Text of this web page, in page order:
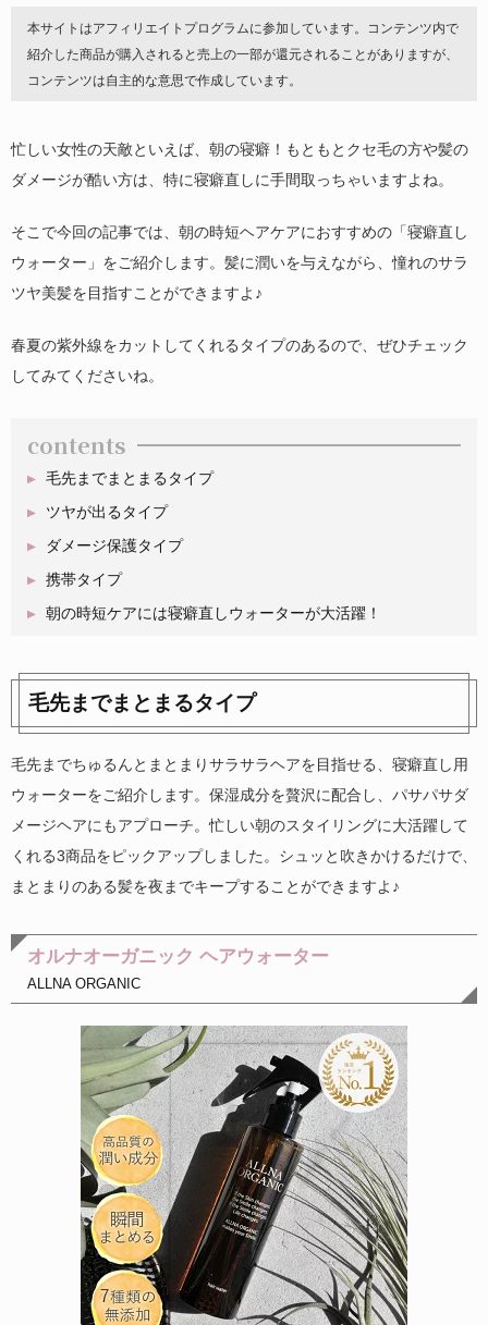
本サイトはアフィリエイトプログラムに参加しています。コンテンツ内で
紹介した商品が購入されると売上の一部が還元されることがありますが、
コンテンツは自主的な意思で作成しています。
忙しい女性の天敵といえば、朝の寝癖！もともとクセ毛の方や髪の
ダメージが酷い方は、特に寝癖直しに手間取っちゃいますよね。
そこで今回の記事では、朝の時短ヘアケアにおすすめの「寝癖直し
ウォーター」をご紹介します。髪に潤いを与えながら、憧れのサラ
ツヤ美髪を目指すことができますよ♪
春夏の紫外線をカットしてくれるタイプのあるので、ぜひチェック
してみてくださいね。
contents
毛先までまとまるタイプ
ツヤが出るタイプ
ダメージ保護タイプ
携帯タイプ
朝の時短ケアには寝癖直しウォーターが大活躍！
毛先までまとまるタイプ
毛先までちゅるんとまとまりサラサラヘアを目指せる、寝癖直し用
ウォーターをご紹介します。保湿成分を贅沢に配合し、パサパサダ
メージヘアにもアプローチ。忙しい朝のスタイリングに大活躍して
くれる3商品をピックアップしました。シュッと吹きかけるだけで、
まとまりのある髪を夜までキープすることができますよ♪
オルナオーガニック ヘアウォーター
ALLNA ORGANIC